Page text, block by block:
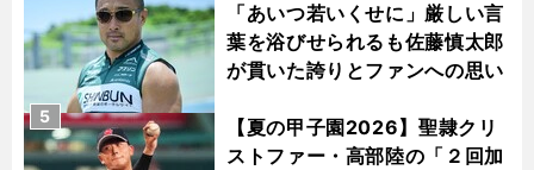
「あいつ若いくせに」厳しい言
葉を浴びせられるも佐藤慎太郎
が貫いた誇りとファンへの思い
【夏の甲子園2026】聖隷クリ
ストファー・高部陸の「２回加
5